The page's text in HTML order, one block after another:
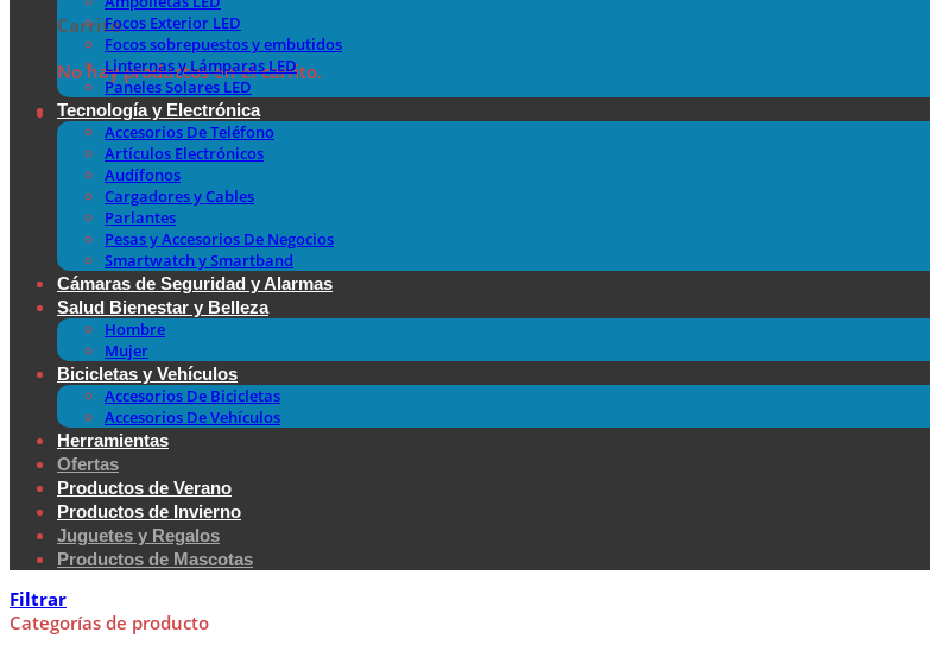
Carrito
No hay productos en el carrito.
Focos Exterior LED
Focos sobrepuestos y embutidos
Linternas y Lámparas LED
Paneles Solares LED
Tecnología y Electrónica
Accesorios De Teléfono
Artículos Electrónicos
Audífonos
Cargadores y Cables
Parlantes
Pesas y Accesorios De Negocios
Smartwatch y Smartband
Cámaras de Seguridad y Alarmas
Salud Bienestar y Belleza
Hombre
Mujer
Bicicletas y Vehículos
Accesorios De Bicicletas
Accesorios De Vehículos
Herramientas
Ofertas
Productos de Verano
Productos de Invierno
Juguetes y Regalos
Productos de Mascotas
Filtrar
Categorías de producto